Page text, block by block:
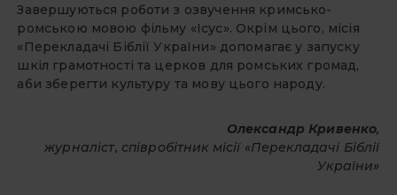
Завершуються роботи з озвучення кримсько-
ромською мовою фільму «Ісус». Окрім цього, місія
«Перекладачі Біблії України» допомагає у запуску
шкіл грамотності та церков для ромських громад,
аби зберегти культуру та мову цього народу.
Олександр Кривенко,
журналіст, співробітник місії «Перекладачі Біблії
України»